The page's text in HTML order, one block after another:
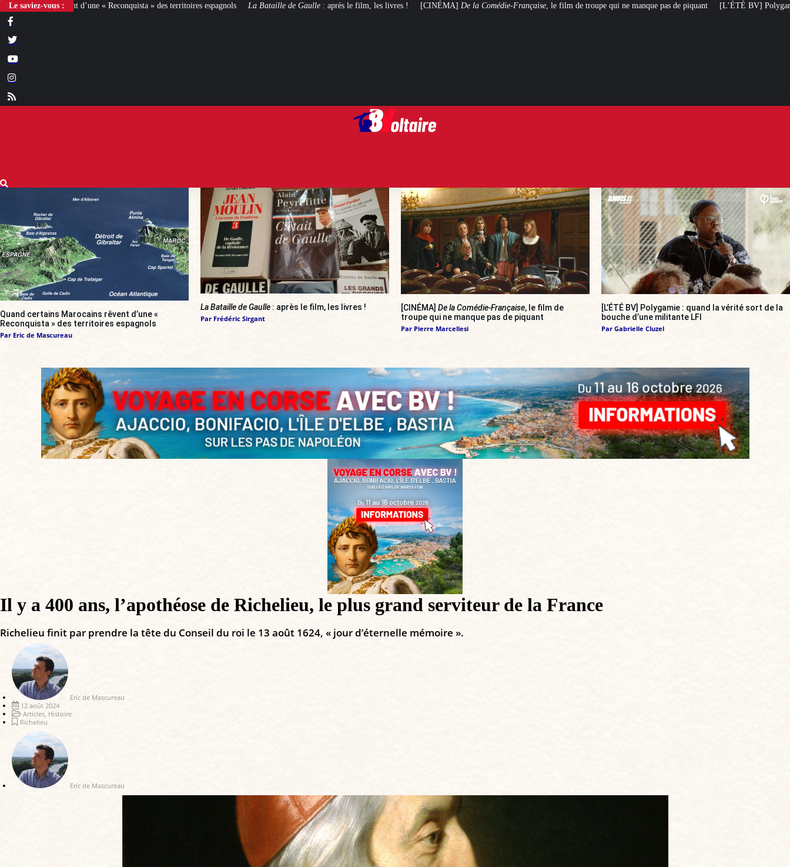
Le saviez-vous :
Reconquista » des territoires espagnols La Bataille de Gaulle: après le film, les livres ! [CINÉMA]De la Comédie-Française, le film de troupe qui ne manque pas de piquant [L’ÉTÉ BV] Polygamie : quand la vérité sort de
Quand certains Marocains rêvent d’une «
Reconquista » des territoires espagnols
Par Eric de Mascureau
La Bataille de Gaulle : après le film, les livres !
Par Frédéric Sirgant
[CINÉMA] De la Comédie-Française, le film de
troupe qui ne manque pas de piquant
Par Pierre Marcellesi
[L’ÉTÉ BV] Polygamie : quand la vérité sort de la
bouche d’une militante LFI
Par Gabrielle Cluzel
Il y a 400 ans, l’apothéose de Richelieu, le plus grand serviteur de la France
Richelieu finit par prendre la tête du Conseil du roi le 13 août 1624, « jour d’éternelle mémoire ».
Eric de Mascureau
12 août 2024
Articles Histoire
Richelieu
Eric de Mascureau